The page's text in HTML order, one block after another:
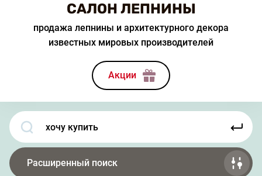
САЛОН ЛЕПНИНЫ
продажа лепнины и архитектурного декора
известных мировых производителей
Акции
Расширенный поиск